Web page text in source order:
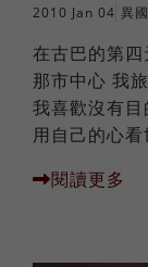
2010 Jan 04 異
在古巴的第
那市中心 我
我喜歡沒有
用自己的心
閱讀更多